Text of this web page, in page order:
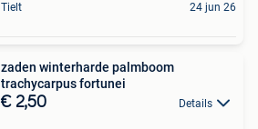
Tielt 24 jun 26
zaden winterharde palmboom
trachycarpus fortunei
€ 2,50 Details